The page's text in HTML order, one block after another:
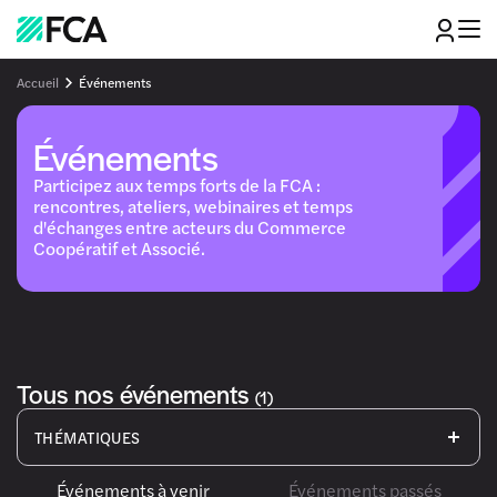
Accueil Événements
Événements
Participez aux temps forts de la FCA :
rencontres, ateliers, webinaires et temps
d'échanges entre acteurs du Commerce
Coopératif et Associé.
Tous nos événements (1)
THÉMATIQUES
Affaires
Baux
Commerce
Événements à venir
Événements passés